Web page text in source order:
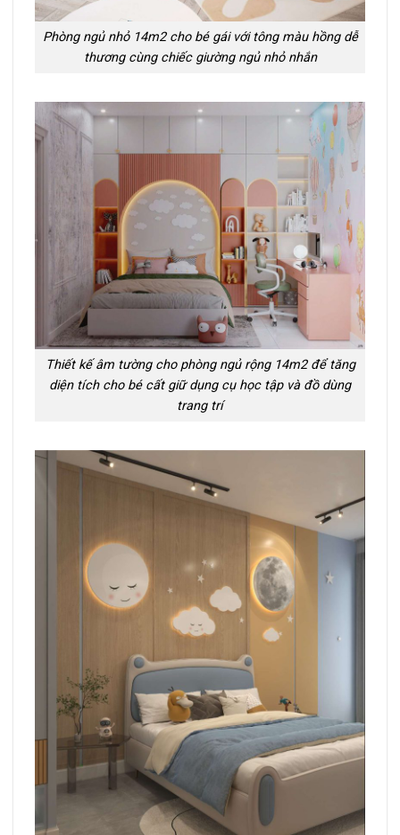
Phòng ngủ nhỏ 14m2 cho bé gái với tông màu hồng dễ
thương cùng chiếc giường ngủ nhỏ nhắn
Thiết kế âm tường cho phòng ngủ rộng 14m2 để tăng
diện tích cho bé cất giữ dụng cụ học tập và đồ dùng
trang trí